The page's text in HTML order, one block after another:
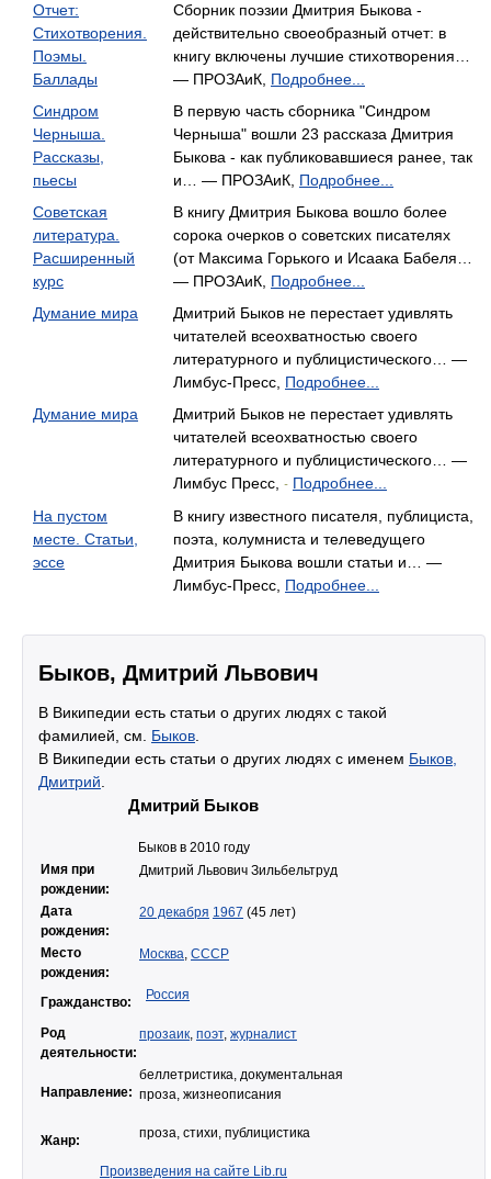
Отчет:
Стихотворения.
Поэмы.
Баллады
Сборник поэзии Дмитрия Быкова -
действительно своеобразный отчет: в
книгу включены лучшие стихотворения…
— ПРОЗАиК, Подробнее...
Синдром
Черныша.
Рассказы,
пьесы
В первую часть сборника "Синдром
Черныша" вошли 23 рассказа Дмитрия
Быкова - как публиковавшиеся ранее, так
и… — ПРОЗАиК, Подробнее...
Советская
литература.
Расширенный
курс
В книгу Дмитрия Быкова вошло более
сорока очерков о советских писателях
(от Максима Горького и Исаака Бабеля…
— ПРОЗАиК, Подробнее...
Думание мира
Дмитрий Быков не перестает удивлять
читателей всеохватностью своего
литературного и публицистического… —
Лимбус-Пресс, Подробнее...
Думание мира
Дмитрий Быков не перестает удивлять
читателей всеохватностью своего
литературного и публицистического… —
Лимбус Пресс,
- Подробнее...
На пустом
месте. Статьи,
эссе
В книгу известного писателя, публициста,
поэта, колумниста и телеведущего
Дмитрия Быкова вошли статьи и… —
Лимбус-Пресс, Подробнее...
Быков, Дмитрий Львович
В Википедии есть статьи о других людях с такой
фамилией, см. Быков
В Википедии есть статьи о других людях с именем Быков,
Дмитрий
Дмитрий Быков
Быков в 2010 году
Имя при
рождении:
Дмитрий Львович Зильбельтруд
Дата
рождения:
20 декабря 1967 (45 лет)
Место
рождения:
Москва, СССР
Гражданство: Россия
Род
деятельности:
прозаик, поэт, журналист
Направление:
беллетристика, документальная
проза, жизнеописания
Жанр: проза, стихи, публицистика
Произведения на сайте Lib.ru